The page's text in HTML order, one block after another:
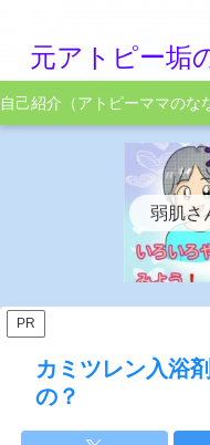
元アトピー垢
弱肌さ
PR
カミツレン入浴
の？